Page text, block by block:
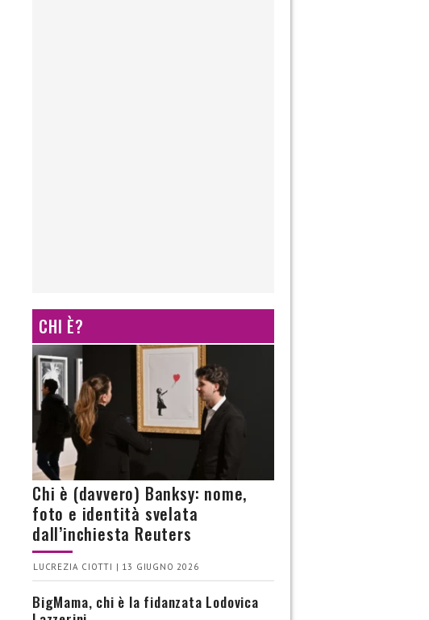
CHI È?
Chi è (davvero) Banksy: nome,
foto e identità svelata
dall’inchiesta Reuters
LUCREZIA CIOTTI | 13 GIUGNO 2026
BigMama, chi è la fidanzata Lodovica